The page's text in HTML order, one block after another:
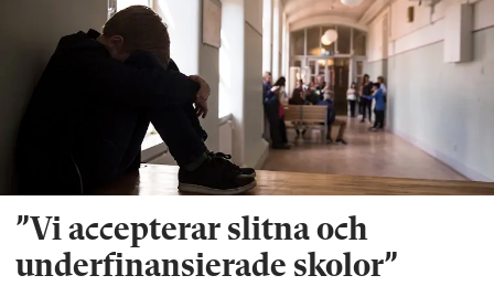
”Vi accepterar slitna och
underfinansierade skolor”